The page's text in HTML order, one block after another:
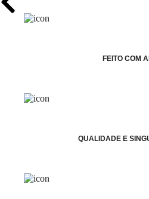
FEITO COM
QUALIDADE E